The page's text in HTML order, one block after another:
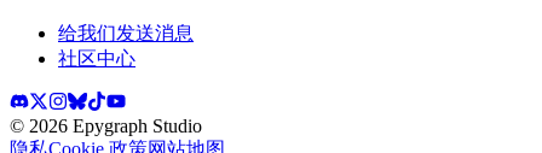
给我们发送消息
社区中心
© 2026 Epygraph Studio
隐私Cookie 政策网站地图